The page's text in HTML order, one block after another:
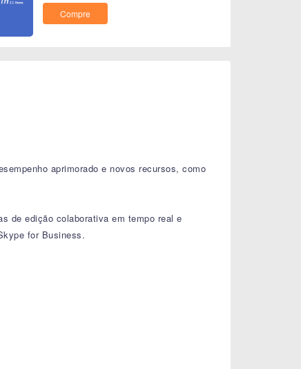
Compre
aprimorado e novos recursos, como
de edição colaborativa em tempo real e
for Business.